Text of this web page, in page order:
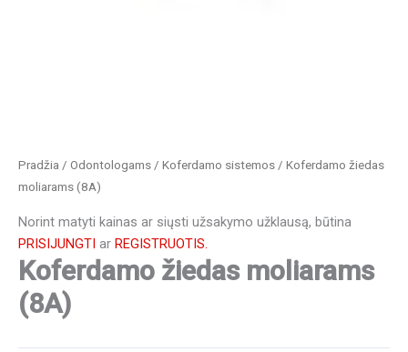
Pradžia / Odontologams / Koferdamo sistemos / Koferdamo žiedas
moliarams (8A)
Norint matyti kainas ar siųsti užsakymo užklausą, būtina
PRISIJUNGTI ar REGISTRUOTIS.
Koferdamo žiedas moliarams
(8A)